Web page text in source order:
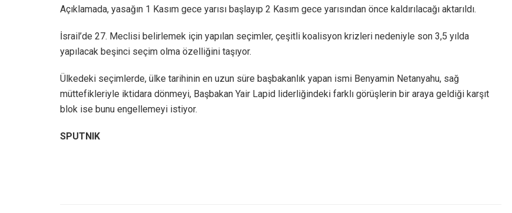
Açıklamada, yasağın 1 Kasım gece yarısı başlayıp 2 Kasım gece yarısından önce kaldırılacağı aktarıldı.
İsrail’de 27. Meclisi belirlemek için yapılan seçimler, çeşitli koalisyon krizleri nedeniyle son 3,5 yılda
yapılacak beşinci seçim olma özelliğini taşıyor.
Ülkedeki seçimlerde, ülke tarihinin en uzun süre başbakanlık yapan ismi Benyamin Netanyahu, sağ
müttefikleriyle iktidara dönmeyi, Başbakan Yair Lapid liderliğindeki farklı görüşlerin bir araya geldiği karşıt
blok ise bunu engellemeyi istiyor.
SPUTNIK